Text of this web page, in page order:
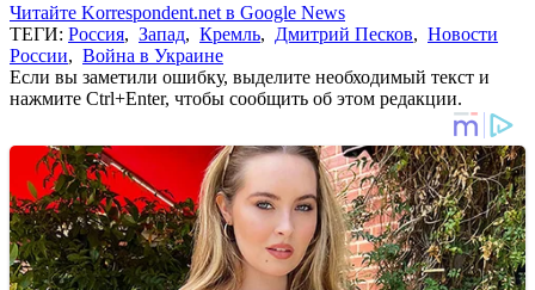
Читайте Korrespondent.net в Google News
ТЕГИ: Россия, Запад, Кремль, Дмитрий Песков, Новости
России, Война в Украине
Если вы заметили ошибку, выделите необходимый текст и
нажмите Ctrl+Enter, чтобы сообщить об этом редакции.